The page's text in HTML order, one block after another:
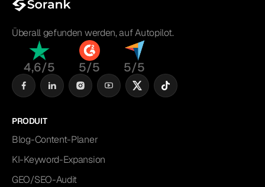
Überall gefunden werden, auf Autopilot.
4,6/5 5/5 5/5
PRODUIT
Blog-Content-Planer
KI-Keyword-Expansion
GEO/SEO-Audit